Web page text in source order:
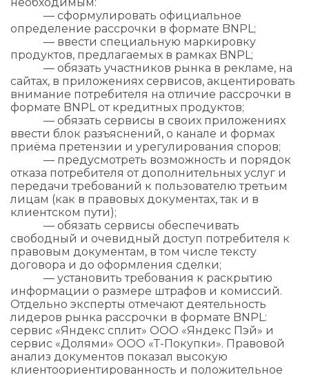
— сформулировать официальное
определение рассрочки в формате BNPL;
— ввести специальную маркировку
продуктов, предлагаемых в рамках BNPL;
— обязать участников рынка в рекламе, на
сайтах, в приложениях сервисов, акцентировать
внимание потребителя на отличие рассрочки в
формате BNPL от кредитных продуктов;
— обязать сервисы в своих приложениях
ввести блок разъяснений, о канале и формах
приёма претензии и урегулирования споров;
— предусмотреть возможность и порядок
отказа потребителя от дополнительных услуг и
передачи требований к пользователю третьим
лицам (как в правовых документах, так и в
клиентском пути);
— обязать сервисы обеспечивать
свободный и очевидный доступ потребителя к
правовым документам, в том числе тексту
договора и до оформления сделки;
— установить требования к раскрытию
информации о размере штрафов и комиссий.
Отдельно эксперты отмечают деятельность
лидеров рынка рассрочки в формате BNPL:
сервис «Яндекс сплит» ООО «Яндекс Пэй» и
сервис «Долями» ООО «Т-Покупки». Правовой
анализ документов показал высокую
клиентоориентированность и положительное